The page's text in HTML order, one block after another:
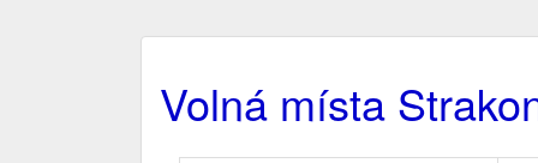
Volná místa